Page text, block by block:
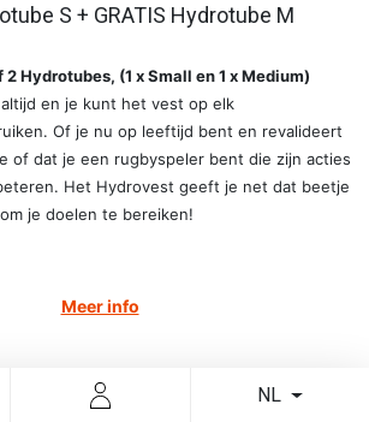
NL
S + GRATIS Hydrotube M
Hydrotubes, (1 x Small en 1 x Medium)
en je kunt het vest op elk
Of je nu op leeftijd bent en revalideert
of dat je een rugbyspeler bent die zijn acties
Het Hydrovest geeft je net dat beetje
je doelen te bereiken!
Meer info